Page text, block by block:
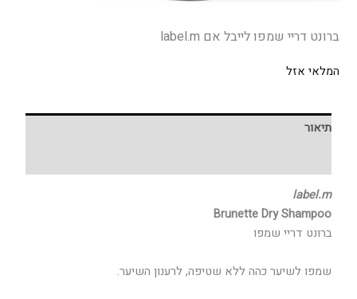
ברונט דריי שמפו לייבל אם label.m
המלאי אזל
תיאור
label.m
Brunette Dry Shampoo
ברונט דריי שמפו
שמפו לשיער כהה ללא שטיפה, לרענון השיער.